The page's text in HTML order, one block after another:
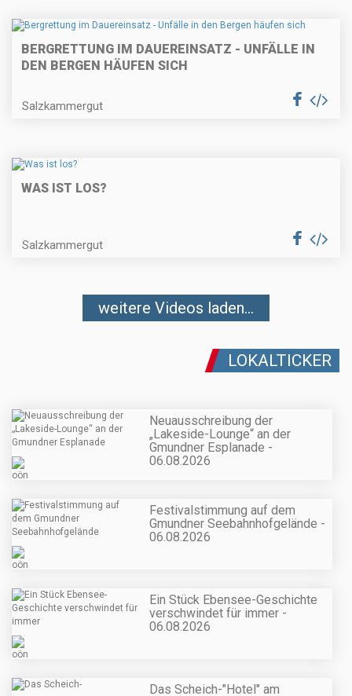
BERGRETTUNG IM DAUEREINSATZ - UNFÄLLE IN
DEN BERGEN HÄUFEN SICH
Salzkammergut
WAS IST LOS?
Salzkammergut
weitere Videos laden...
LOKALTICKER
Neuausschreibung der
„Lakeside-Lounge“ an der
Gmundner Esplanade -
06.08.2026
Festivalstimmung auf dem
Gmundner Seebahnhofgelände -
06.08.2026
Ein Stück Ebensee-Geschichte
verschwindet für immer -
06.08.2026
Das Scheich-"Hotel" am